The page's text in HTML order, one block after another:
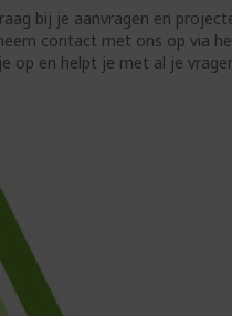
bij je aanvragen en
contact met ons op via
op en helpt je met al je